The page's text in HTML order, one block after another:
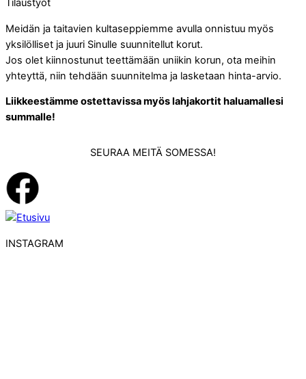
Tilaustyöt
Meidän ja taitavien kultaseppiemme avulla onnistuu myös
yksilölliset ja juuri Sinulle suunnitellut korut.
Jos olet kiinnostunut teettämään uniikin korun, ota meihin
yhteyttä, niin tehdään suunnitelma ja lasketaan hinta-arvio.
Liikkeestämme ostettavissa myös lahjakortit haluamallesi
summalle!
SEURAA MEITÄ SOMESSA!
INSTAGRAM